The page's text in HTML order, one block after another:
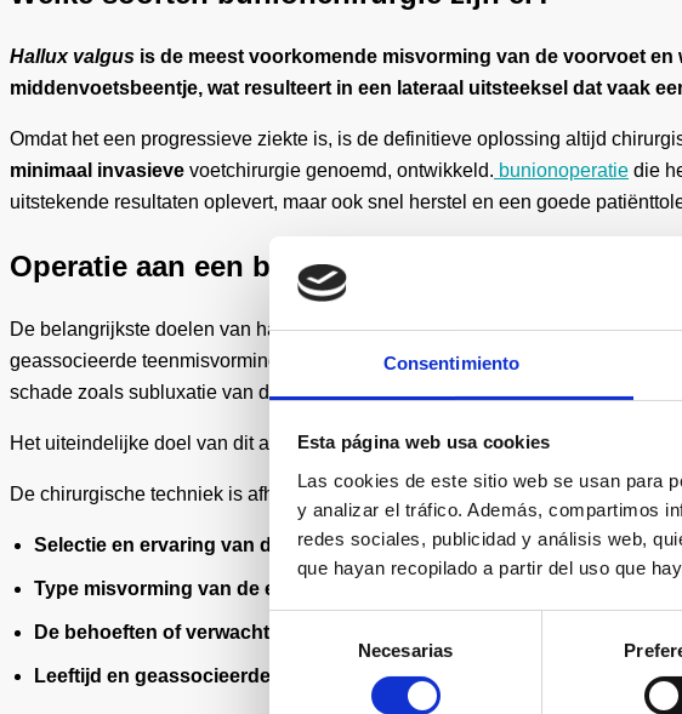
Consentimiento
Esta página web usa cookies
Las cookies de este sitio web se usan para
y analizar el tráfico. Además, compartimos
redes sociales, publicidad y análisis web,
que hayan recopilado a partir del uso que
Selección
consentimiento
Necesarias
Hallux valgus is de meest voorkomende misvorming van de voorvoet
middenvoetsbeentje, wat resulteert in een lateraal uitsteeksel dat vaak
Omdat het een progressieve ziekte is, is de definitieve oplossing altijd
minimaal invasieve voetchirurgie genoemd, ontwikkeld. bunionoperatie die
uitstekende resultaten oplevert, maar ook snel herstel en een goede
Operatie aan een bunion of hallux valgus
De belangrijkste doelen van hallux valgus chirurgiehallux valguszijn om de
geassocieerde teenmisvormingen zoals hamertenen of klauwtenen te
schade zoals subluxatie van de voetgewrichten voorkomen.
Het uiteindelijke doel van dit alles is om de juiste loopbiomechanica te
De chirurgische techniek is afhankelijk van verschillende factoren:
Selectie en ervaring van de medisch chirurg of gespecialiseerde
Type misvorming van de eerste teen en andere geassocieerde
De behoeften of verwachtingen van de patiënt.
Leeftijd en geassocieerde ziekten van de patiënt.